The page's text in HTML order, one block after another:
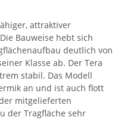
attraktiver
Bauweise hebt sich
deutlich von
Klasse ab. Der Tera
stabil. Das Modell
an und ist auch flott
mitgelieferten
der Tragfläche sehr